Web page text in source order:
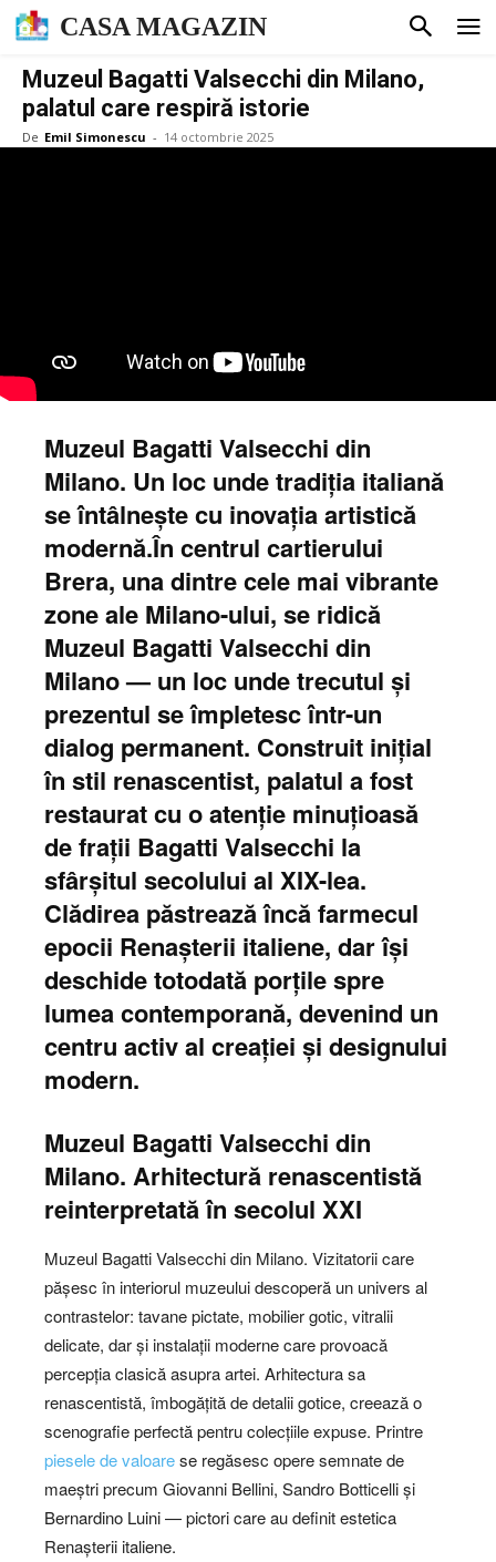
CASA MAGAZIN
Muzeul Bagatti Valsecchi din Milano,
palatul care respiră istorie
De Emil Simonescu - 14 octombrie 2025
Muzeul Bagatti Valsecchi din
Milano. Un loc unde tradiția italiană
se întâlnește cu inovația artistică
modernă.În centrul cartierului
Brera, una dintre cele mai vibrante
zone ale Milano-ului, se ridică
Muzeul Bagatti Valsecchi din
Milano — un loc unde trecutul și
prezentul se împletesc într-un
dialog permanent. Construit inițial
în stil renascentist, palatul a fost
restaurat cu o atenție minuțioasă
de frații Bagatti Valsecchi la
sfârșitul secolului al XIX-lea.
Clădirea păstrează încă farmecul
epocii Renașterii italiene, dar își
deschide totodată porțile spre
lumea contemporană, devenind un
centru activ al creației și designului
modern.
Muzeul Bagatti Valsecchi din
Milano. Arhitectură renascentistă
reinterpretată în secolul XXI
Muzeul Bagatti Valsecchi din Milano. Vizitatorii care
pășesc în interiorul muzeului descoperă un univers al
contrastelor: tavane pictate, mobilier gotic, vitralii
delicate, dar și instalații moderne care provoacă
percepția clasică asupra artei. Arhitectura sa
renascentistă, îmbogățită de detalii gotice, creează o
scenografie perfectă pentru colecțiile expuse. Printre
piesele de valoarese regăsesc opere semnate de
maeștri precum Giovanni Bellini, Sandro Botticelli și
Bernardino Luini — pictori care au definit estetica
Renașterii italiene.